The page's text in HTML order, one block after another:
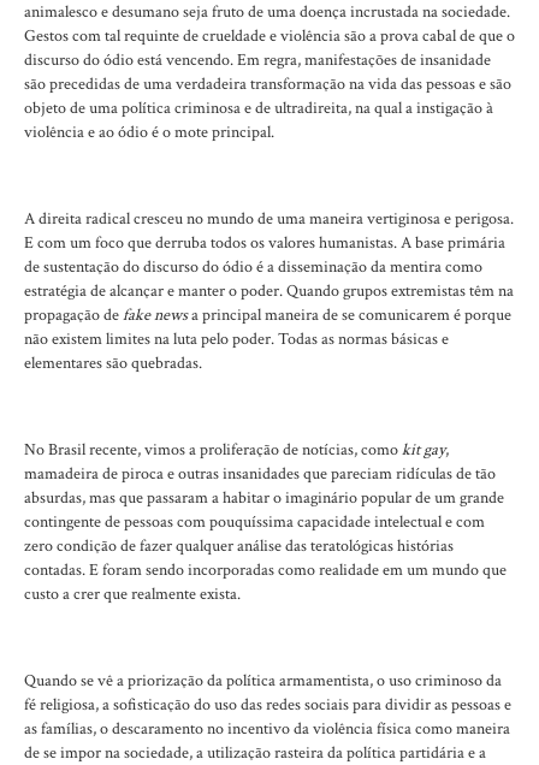
animalesco e desumano seja fruto de uma doença incrustada na sociedade.
Gestos com tal requinte de crueldade e violência são a prova cabal de que o
discurso do ódio está vencendo. Em regra, manifestações de insanidade
são precedidas de uma verdadeira transformação na vida das pessoas e são
objeto de uma política criminosa e de ultradireita, na qual a instigação à
violência e ao ódio é o mote principal.
A direita radical cresceu no mundo de uma maneira vertiginosa e perigosa.
E com um foco que derruba todos os valores humanistas. A base primária
de sustentação do discurso do ódio é a disseminação da mentira como
estratégia de alcançar e manter o poder. Quando grupos extremistas têm na
propagação defake newsa principal maneira de se comunicarem é porque
não existem limites na luta pelo poder. Todas as normas básicas e
elementares são quebradas.
No Brasil recente, vimos a proliferação de notícias, comokit gay,
mamadeira de piroca e outras insanidades que pareciam ridículas de tão
absurdas, mas que passaram a habitar o imaginário popular de um grande
contingente de pessoas com pouquíssima capacidade intelectual e com
zero condição de fazer qualquer análise das teratológicas histórias
contadas. E foram sendo incorporadas como realidade em um mundo que
custo a crer que realmente exista.
Quando se vê a priorização da política armamentista, o uso criminoso da
fé religiosa, a sofisticação do uso das redes sociais para dividir as pessoas e
as famílias, o descaramento no incentivo da violência física como maneira
de se impor na sociedade, a utilização rasteira da política partidária e a